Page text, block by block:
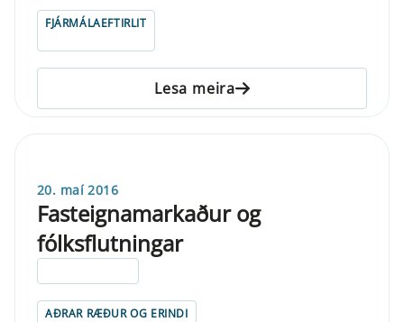
FJÁRMÁLAEFTIRLIT
Lesa meira
20. maí 2016
Fasteignamarkaður og
fólksflutningar
AÐRAR RÆÐUR OG ERINDI